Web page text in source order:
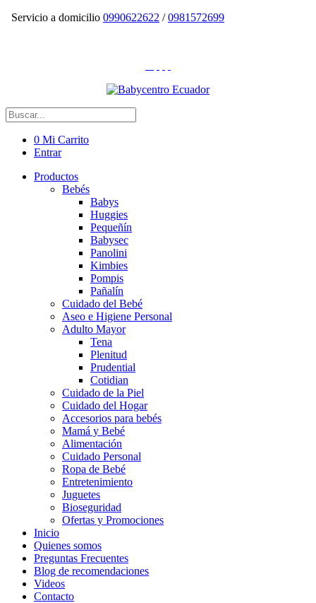
Servicio a domicilio 0990622622 /0981572699
0 Mi Carrito
Entrar
Productos
Bebés
Babys
Huggies
Pequeñín
Babysec
Panolini
Kimbies
Pompis
Pañalín
Cuidado del Bebé
Aseo e Higiene Personal
Adulto Mayor
Tena
Plenitud
Prudential
Cotidian
Cuidado de la Piel
Cuidado del Hogar
Accesorios para bebés
Mamá y Bebé
Alimentación
Cuidado Personal
Ropa de Bebé
Entretenimiento
Juguetes
Bioseguridad
Ofertas y Promociones
Inicio
Quienes somos
Preguntas Frecuentes
Blog de recomendaciones
Videos
Contacto